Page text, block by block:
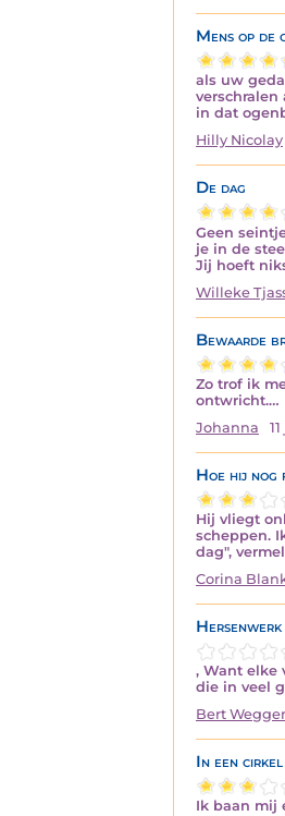
Mens op de
als uw
in dat
Hilly Nicolay
De dag
Geen
je in de
Jij hoeft
Willeke
Bewaarde
Zo trof ik
ontwricht.…
Johanna
Hoe hij nog
Hij vliegt
scheppen.
dag",
Corina
Hersenwerk
, Want elke
die in veel
Bert
In een
Ik baan mij